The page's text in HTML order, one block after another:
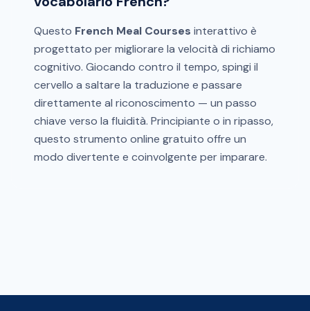
Questo French Meal Courses interattivo è
progettato per migliorare la velocità di richiamo
cognitivo. Giocando contro il tempo, spingi il
cervello a saltare la traduzione e passare
direttamente al riconoscimento — un passo
chiave verso la fluidità. Principiante o in ripasso,
questo strumento online gratuito offre un
modo divertente e coinvolgente per imparare.